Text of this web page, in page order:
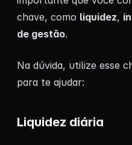
chave, como liquidez,
de gestão.
Na dúvida, utilize esse
para te ajudar:
Liquidez diária